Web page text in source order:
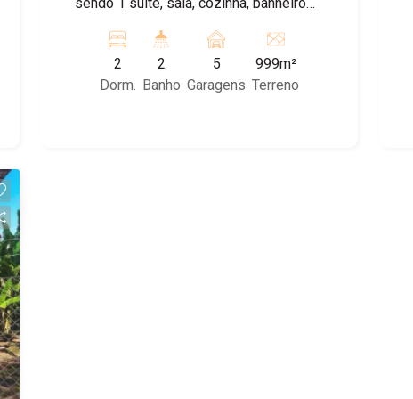
gormet com churrasqueira. Bem
arborizada, com muitas arvores
frutíferas já formada e varias vagas
2
Dorm.
2
Banho
5
Garagens
999m²
Terreno